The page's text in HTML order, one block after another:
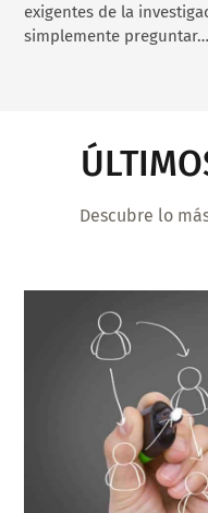
exigentes de la
simplemente preguntar…
Descubre lo